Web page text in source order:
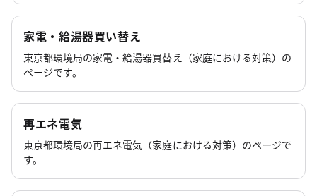
家電・給湯器買い替え
東京都環境局の家電・給湯器買替え（家庭における対策）の
ページです。
再エネ電気
東京都環境局の再エネ電気（家庭における対策）のページで
す。